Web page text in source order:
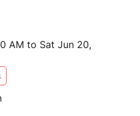
AM to Sat Jun 20,